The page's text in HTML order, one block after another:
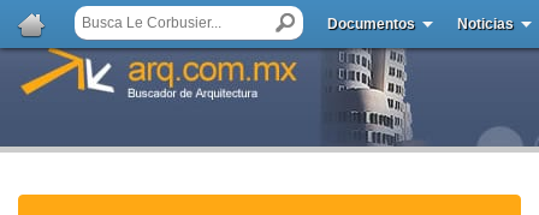
Documentos Noticias